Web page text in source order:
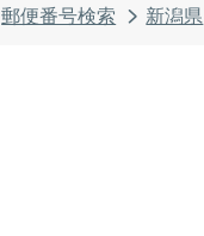
郵便番号検索 新潟県